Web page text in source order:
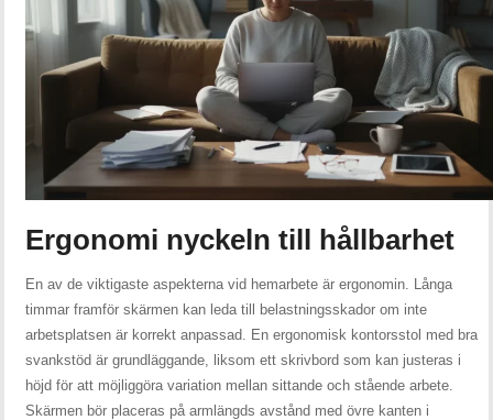
Ergonomi nyckeln till hållbarhet
En av de viktigaste aspekterna vid hemarbete är ergonomin. Långa
timmar framför skärmen kan leda till belastningsskador om inte
arbetsplatsen är korrekt anpassad. En ergonomisk kontorsstol med bra
svankstöd är grundläggande, liksom ett skrivbord som kan justeras i
höjd för att möjliggöra variation mellan sittande och stående arbete.
Skärmen bör placeras på armlängds avstånd med övre kanten i